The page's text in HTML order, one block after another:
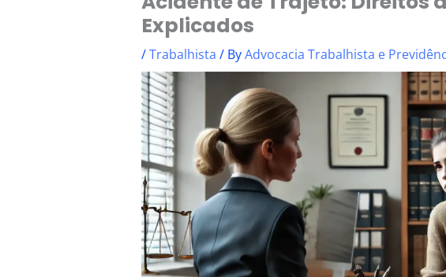
Explicados
/Trabalhista / ByAdvocacia Trabalhista e